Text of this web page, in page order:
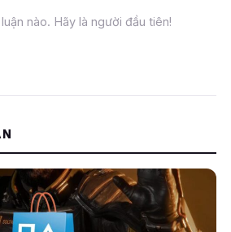
nào. Hãy là người đầu tiên!